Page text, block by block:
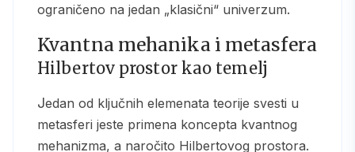
ograničeno na jedan „klasični“ univerzum.
Kvantna mehanika i metasfera
Hilbertov prostor kao temelj
Jedan od ključnih elemenata teorije svesti u
metasferi jeste primena koncepta kvantnog
mehanizma, a naročito Hilbertovog prostora.